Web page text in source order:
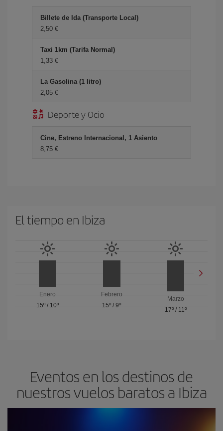
Billete de Ida (Transporte Local)
2,50 €
Taxi 1km (Tarifa Normal)
1,33 €
La Gasolina (1 litro)
2,05 €
Deporte y Ocio
Cine, Estreno Internacional, 1 Asiento
8,75 €
El tiempo en Ibiza
Enero
15º/ 10º
Febrero
15º / 9º
Marzo
17º/ 11º
Eventos en los destinos de
nuestros vuelos baratos a Ibiza